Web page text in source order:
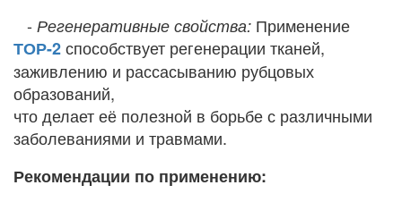
- Регенеративные свойства: Применение
ТОР-2способствует регенерации тканей,
заживлению и рассасыванию рубцовых
образований,
что делает её полезной в борьбе с различными
заболеваниями и травмами.
Рекомендации по применению: